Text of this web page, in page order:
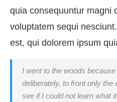
quia consequuntur magni
voluptatem sequi
est, qui dolorem ipsum
I went to the woods
deliberately, to front only the
see if I could not learn what